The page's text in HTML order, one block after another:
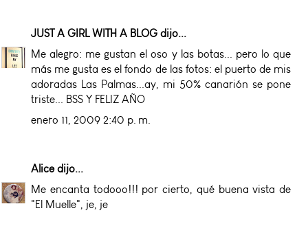
JUST A GIRL WITH A BLOG dijo...
Me alegro: me gustan el oso y las botas... pero lo que
más me gusta es el fondo de las fotos: el puerto de mis
adoradas Las Palmas...ay, mi 50% canarión se pone
triste... BSS Y FELIZ AÑO
enero 11, 2009 2:40 p. m.
Alicedijo...
Me encanta todooo!!! por cierto, qué buena vista de
"El Muelle", je, je